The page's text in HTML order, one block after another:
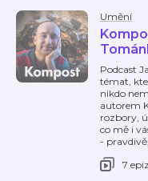
Umění
Podcast
témat,
nikdo
autorem
rozbory,
co mě i
-
7